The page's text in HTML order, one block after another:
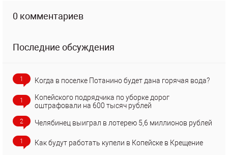
0 комментариев
Последние обсуждения
1 Когда в поселке Потанино будет дана горячая вода?
1
Копейского подрядчика по уборке дорог
оштрафовали на 600 тысяч рублей
2 Челябинец выиграл в лотерею 5,6 миллионов рублей
1 Как будут работать купели в Копейске в Крещение